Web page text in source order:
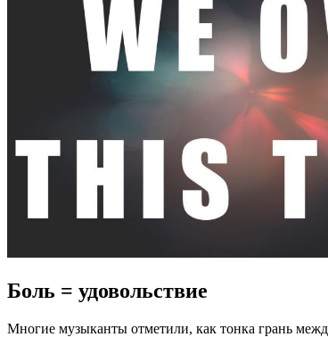
Боль = удовольствие
Многие музыканты отметили, как тонка грань